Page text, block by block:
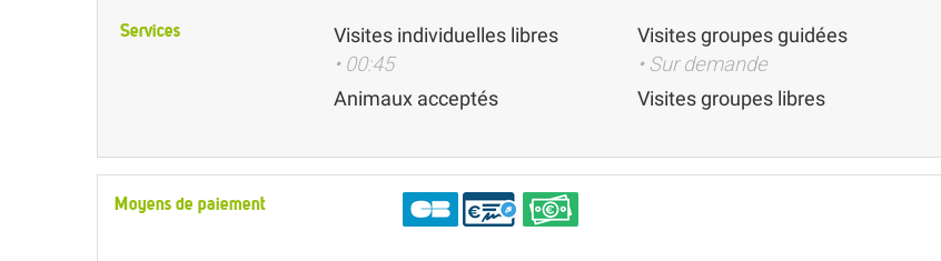
Services
Visites individuelles libres
• 00:45
Animaux acceptés
Visites groupes guidées
• Sur demande
Visites groupes libres
Moyens de paiement